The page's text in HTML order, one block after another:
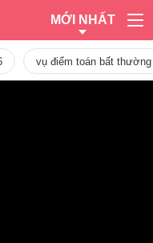
MỚI NHẤT
vụ điểm toán bất